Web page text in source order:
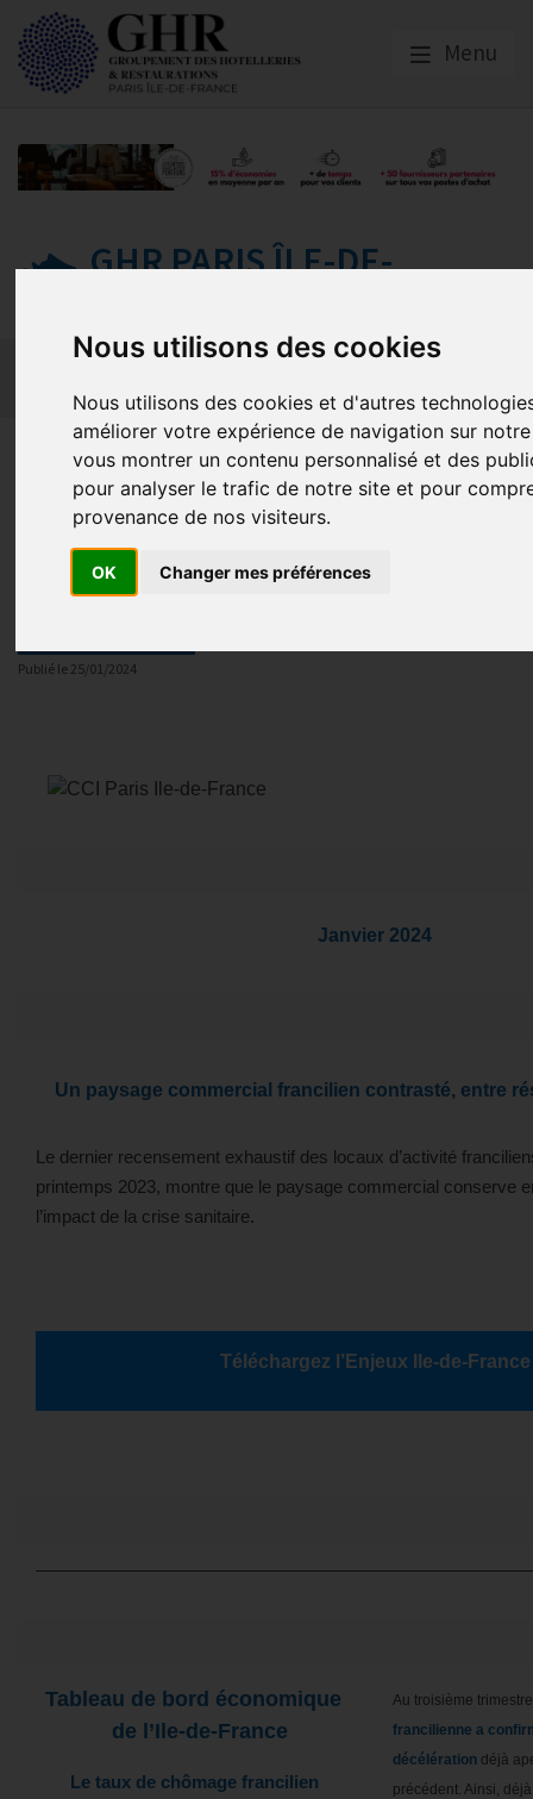
Nous utilisons des cookies
Nous utilisons des cookies et d'autres
améliorer votre expérience de navigation sur
vous montrer un contenu personnalisé et des
pour analyser le trafic de notre site et pour
provenance de nos visiteurs.
OK Changer mes préférences
Menu
GHR PARIS ÎLE-DE-
Actualités Qui sommes-nous ?
GHR National
Partenaires
Contact adhésion
Newsletter janvier 2024 - Le
commercial francilien |
économique de l’Ile-de-France
Publié le 25/01/2024
Janvier 2024
Un paysage commercial francilien contrasté, entre
Le dernier recensement exhaustif des locaux d’activité
printemps 2023, montre que le paysage commercial conserve
l’impact de la crise sanitaire.
Téléchargez l’Enjeux Ile-de-France
Tableau de bord économique
de l’Ile-de-France
Le taux de chômage francilien
Au troisième
francilienne a
décélération déjà
précédent. Ainsi,